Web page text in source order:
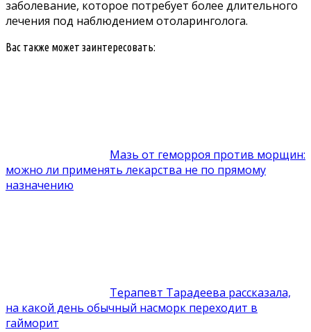
заболевание, которое потребует более длительного
лечения под наблюдением отоларинголога.
Вас также может заинтересовать:
Мазь от геморроя против морщин:
можно ли применять лекарства не по прямому
назначению
Терапевт Тарадеева рассказала,
на какой день обычный насморк переходит в
гайморит